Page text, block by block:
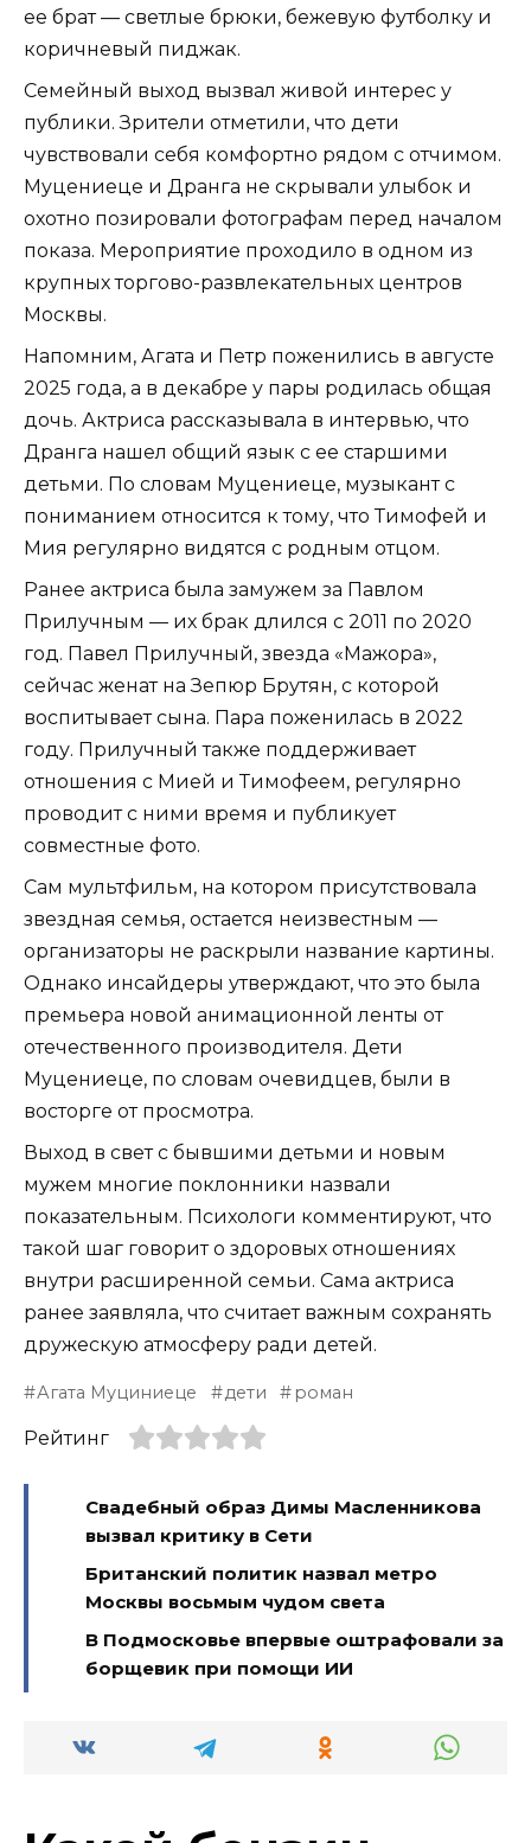
ее брат — светлые брюки, бежевую футболку и
коричневый пиджак.
Семейный выход вызвал живой интерес у
публики. Зрители отметили, что дети
чувствовали себя комфортно рядом с отчимом.
Муцениеце и Дранга не скрывали улыбок и
охотно позировали фотографам перед началом
показа. Мероприятие проходило в одном из
крупных торгово-развлекательных центров
Москвы.
Напомним, Агата и Петр поженились в августе
2025 года, а в декабре у пары родилась общая
дочь. Актриса рассказывала в интервью, что
Дранга нашел общий язык с ее старшими
детьми. По словам Муцениеце, музыкант с
пониманием относится к тому, что Тимофей и
Мия регулярно видятся с родным отцом.
Ранее актриса была замужем за Павлом
Прилучным — их брак длился с 2011 по 2020
год. Павел Прилучный, звезда «Мажора»,
сейчас женат на Зепюр Брутян, с которой
воспитывает сына. Пара поженилась в 2022
году. Прилучный также поддерживает
отношения с Мией и Тимофеем, регулярно
проводит с ними время и публикует
совместные фото.
Сам мультфильм, на котором присутствовала
звездная семья, остается неизвестным —
организаторы не раскрыли название картины.
Однако инсайдеры утверждают, что это была
премьера новой анимационной ленты от
отечественного производителя. Дети
Муцениеце, по словам очевидцев, были в
восторге от просмотра.
Выход в свет с бывшими детьми и новым
мужем многие поклонники назвали
показательным. Психологи комментируют, что
такой шаг говорит о здоровых отношениях
внутри расширенной семьи. Сама актриса
ранее заявляла, что считает важным сохранять
дружескую атмосферу ради детей.
Агата Муциниеце дети роман
Рейтинг
Свадебный образ Димы Масленникова
вызвал критику в Сети
Британский политик назвал метро
Москвы восьмым чудом света
В Подмосковье впервые оштрафовали за
борщевик при помощи ИИ